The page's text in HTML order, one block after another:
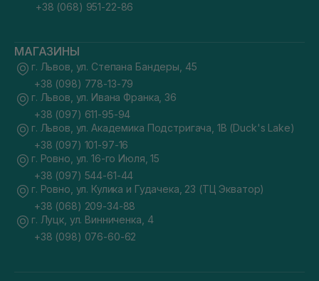
+38 (068) 951-22-86
МАГАЗИНЫ
г. Львов, ул. Степана Бандеры, 45
+38 (098) 778-13-79
г. Львов, ул. Ивана Франка, 36
+38 (097) 611-95-94
г. Львов, ул. Академика Подстригача, 1В (Duck's Lake)
+38 (097) 101-97-16
г. Ровно, ул. 16-го Июля, 15
+38 (097) 544-61-44
г. Ровно, ул. Кулика и Гудачека, 23 (ТЦ Экватор)
+38 (068) 209-34-88
г. Луцк, ул. Винниченка, 4
+38 (098) 076-60-62